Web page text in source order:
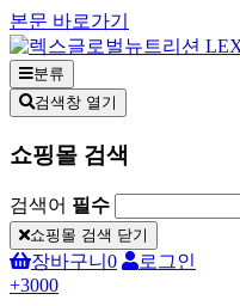
본문 바로가기
분류
검색창 열기
쇼핑몰 검색
검색어 필수
쇼핑몰 검색 닫기
장바구니 0
로그인
+3000